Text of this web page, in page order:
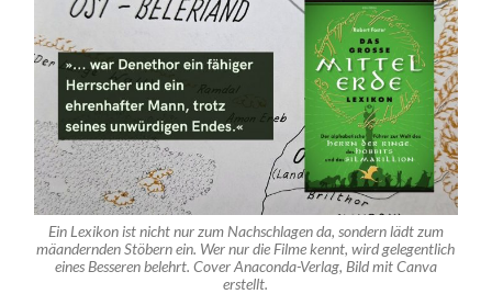
Ein Lexikon ist nicht nur zum Nachschlagen da, sondern lädt zum
mäandernden Stöbern ein. Wer nur die Filme kennt, wird gelegentlich
eines Besseren belehrt. Cover Anaconda-Verlag, Bild mit Canva
erstellt.